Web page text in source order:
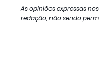
As opiniões expressas
redação, não sendo